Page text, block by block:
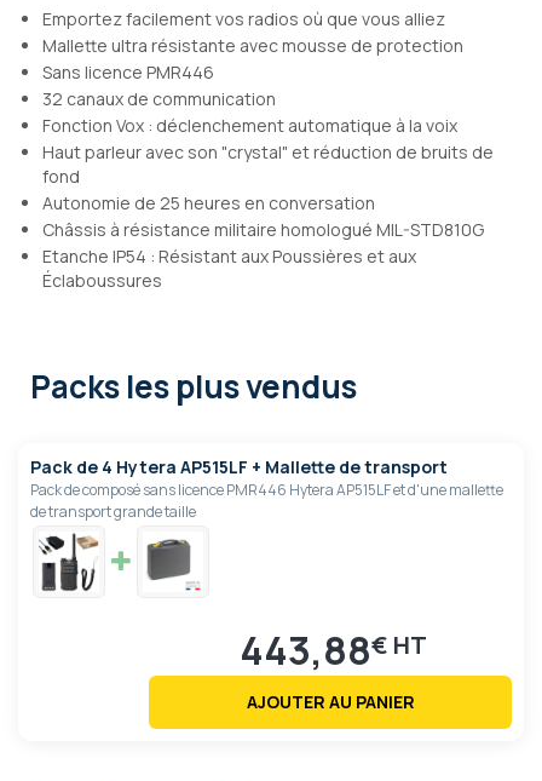
Emportez facilement vos radios où que vous alliez
Mallette ultra résistante avec mousse de protection
Sans licence PMR446
32 canaux de communication
Fonction Vox : déclenchement automatique à la voix
Haut parleur avec son "crystal" et réduction de bruits de
fond
Autonomie de 25 heures en conversation
Châssis à résistance militaire homologué MIL-STD810G
Etanche IP54 : Résistant aux Poussières et aux
Éclaboussures
Packs les plus vendus
Pack de 4 Hytera AP515LF + Mallette de transport
Pack de composé sans licence PMR446 Hytera AP515LF et d'une mallette
de transport grande taille
443,88€
AJOUTER AU PANIER